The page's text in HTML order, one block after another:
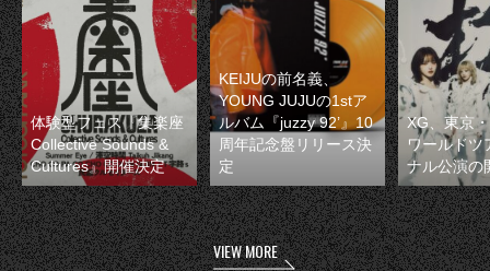
体験型フェス『集楽座
Collective Sounds &
Cultures』開催決定
KEIJUの前名義、
YOUNG JUJUの1stア
ルバム『juzzy 92’』10
周年記念盤リリース決
定
XG、東京
ワールドツ
ナル公演の
VIEW MORE